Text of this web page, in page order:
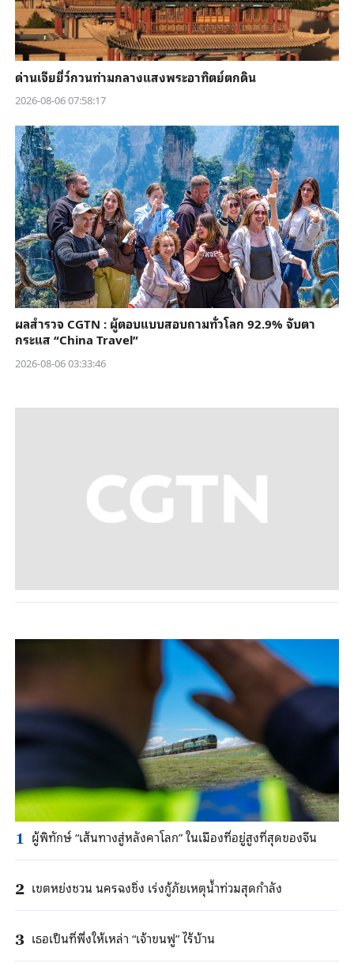
ด่านเจียยี่ว์กวนท่ามกลางแสงพระอาทิตย์ตกดิน
2026-08-06 07:58:17
ผลสำรวจ CGTN : ผู้ตอบแบบสอบถามทั่วโลก 92.9% จับตา
กระแส “China Travel”
2026-08-06 03:33:46
1 ผู้พิทักษ์ “เส้นทางสู่หลังคาโลก” ในเมืองที่อยู่สูงที่สุดของจีน
2 เขตหย่งชวน นครฉงชิ่ง เร่งกู้ภัยเหตุน้ำท่วมสุดกำลัง
3 เธอเป็นที่พึ่งให้เหล่า “เจ้าขนฟู” ไร้บ้าน